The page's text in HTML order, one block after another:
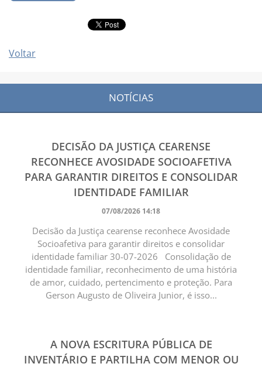
Voltar
NOTÍCIAS
DECISÃO DA JUSTIÇA CEARENSE
RECONHECE AVOSIDADE SOCIOAFETIVA
PARA GARANTIR DIREITOS E CONSOLIDAR
IDENTIDADE FAMILIAR
07/08/2026 14:18
Decisão da Justiça cearense reconhece Avosidade
Socioafetiva para garantir direitos e consolidar
identidade familiar 30-07-2026 Consolidação de
identidade familiar, reconhecimento de uma história
de amor, cuidado, pertencimento e proteção. Para
Gerson Augusto de Oliveira Junior, é isso...
A NOVA ESCRITURA PÚBLICA DE
INVENTÁRIO E PARTILHA COM MENOR OU